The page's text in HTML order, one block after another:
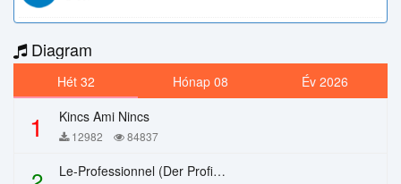
Diagram
Hét 32 Hónap 08 Év 2026
1 Kincs Ami Nincs
12982 84837
Le-Professionnel (Der Profi) – Chi Mai